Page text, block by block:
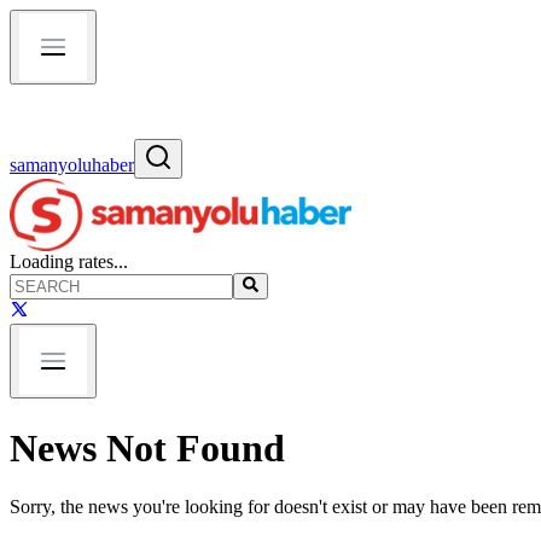
samanyoluhaber
Loading rates...
News Not Found
Sorry, the news you're looking for doesn't exist or may have been